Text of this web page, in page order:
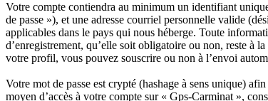
Votre compte contiendra au minimum un identifiant
de passe »), et une adresse courriel personnelle valide
applicables dans le pays qui nous héberge. Toute
d’enregistrement, qu’elle soit obligatoire ou non, reste à
votre profil, vous pouvez souscrire ou non à l’envoi
Votre mot de passe est crypté (hashage à sens unique)
moyen d’accès à votre compte sur « Gps-Carminat »,